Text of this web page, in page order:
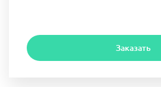
Заказать